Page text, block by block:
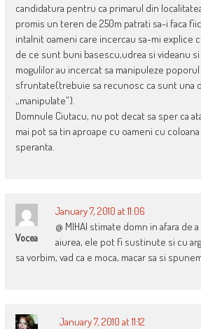
candidatura pentru ca primarul din
promis un teren de 250m patrati sa-i faca
intalnit oameni care incercau sa-mi explice
de ce sunt buni basescu,udrea si videanu
mogulilor au incercat sa manipuleze
sfruntate(trebuie sa recunosc ca sunt una
,,manipulate”).
Domnule Ciutacu, nu pot decat sa sper ca
mai pot sa tin aproape cu oameni cu
speranta.
Vocea
January 7, 2010 at 11:06
@ MIHAI stimate domn in afara de
aiurea, ele pot fi sustinute si cu
sa vorbim, vad ca e moca, macar sa si
January 7, 2010 at 11:12